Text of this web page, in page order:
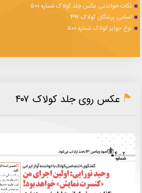
نکات خواندنی عکس جلد کولاک شماره ۵۰۰
اسامی برندگان کولاک ۴۹۷
نوع جوایز کولاک شماره ۵۰۰
عکس روی جلد کولاک ۴۰۷